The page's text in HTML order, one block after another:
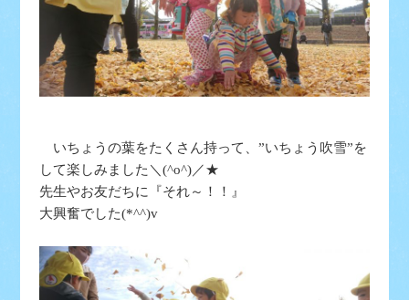
いちょうの葉をたくさん持って、”いちょう吹雪”を
して楽しみました＼(^o^)／★
先生やお友だちに『それ～！！』
大興奮でした(*^^)v